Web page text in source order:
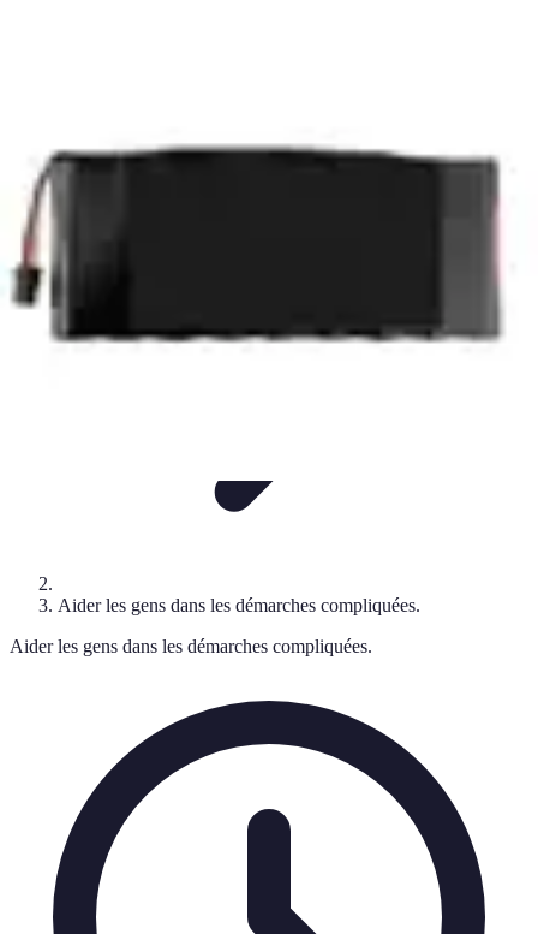
Aider les gens dans les démarches compliquées.
Aider les gens dans les démarches compliquées.